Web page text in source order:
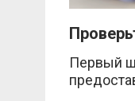
Первый